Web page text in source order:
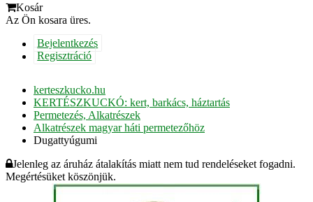
Kosár
Az Ön kosara üres.
Bejelentkezés
Regisztráció
kerteszkucko.hu
KERTÉSZKUCKÓ: kert, barkács, háztartás
Permetezés, Alkatrészek
Alkatrészek magyar háti permetezőhöz
Dugattyúgumi
Jelenleg az áruház átalakítás miatt nem tud rendeléseket fogadni.
Megértésüket köszönjük.